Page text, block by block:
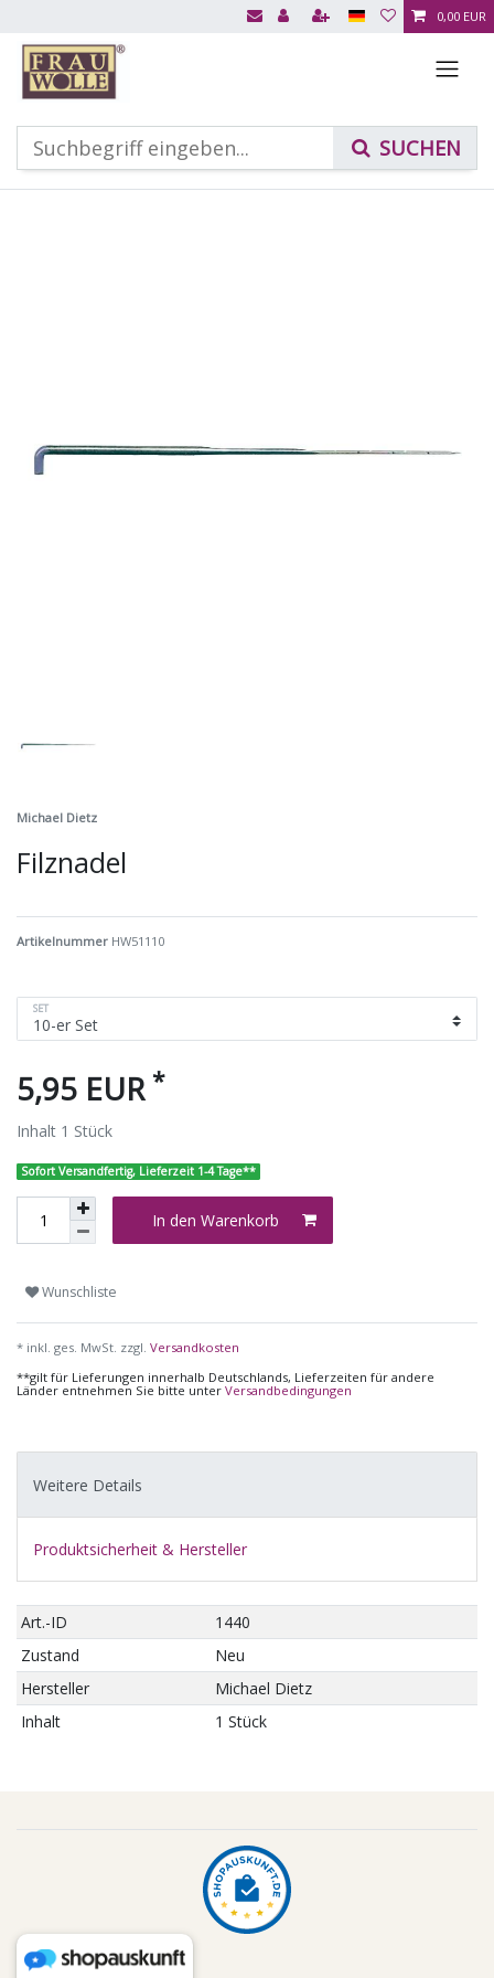
0,00 EUR
Michael Dietz
Filznadel
Artikelnummer HW51110
SET
5,95 EUR *
Inhalt 1 Stück
Sofort Versandfertig, Lieferzeit 1-4 Tage**
In den Warenkorb
Wunschliste
* inkl. ges. MwSt. zzgl. Versandkosten
**gilt für Lieferungen innerhalb Deutschlands, Lieferzeiten für andere
Länder entnehmen Sie bitte unter Versandbedingungen
Weitere Details
Produktsicherheit & Hersteller
Art.-ID
1440
Zustand
Neu
Hersteller
Michael Dietz
Inhalt
1 Stück